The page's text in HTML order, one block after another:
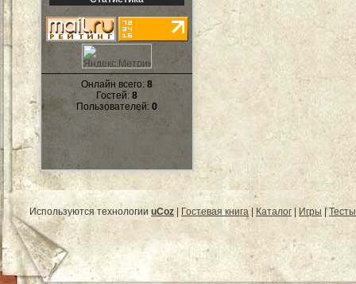
Онлайн всего: 8
Гостей: 8
Пользователей: 0
Используются технологии uCoz Гостевая книга| Каталог Игры |Тесты